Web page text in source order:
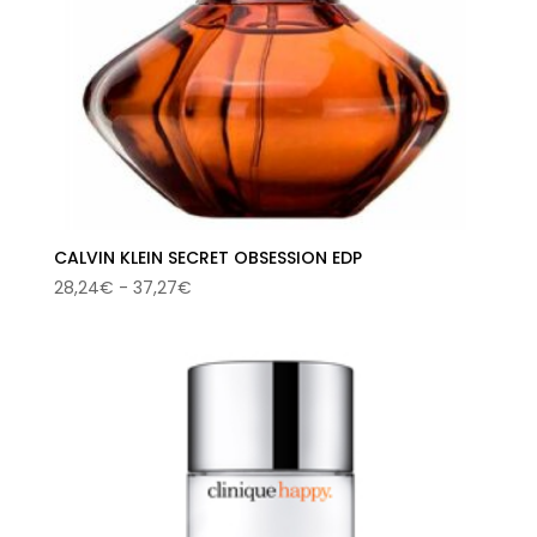
CALVIN KLEIN SECRET OBSESSION EDP
28,24€ - 37,27€Rango
desde